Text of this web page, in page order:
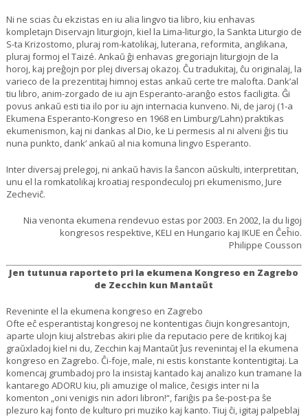
Ni ne scias ĉu ekzistas en iu alia lingvo tia libro, kiu enhavas
kompletajn Diservajn liturgiojn, kiel la Lima-liturgio, la Sankta Liturgio de
S-ta Krizostomo, pluraj rom-katolikaj, luterana, reformita, anglikana,
pluraj formoj el Taizé. Ankaŭ ĝi enhavas gregoriajn liturgiojn de la
horoj, kaj preĝojn por plej diversaj okazoj. Ĉu tradukitaj, ĉu originalaj, la
varieco de la prezentitaj himnoj estas ankaŭ certe tre malofta. Dank’al
tiu libro, anim-zorgado de iu ajn Esperanto-aranĝo estos faciligita. Ĝi
povus ankaŭ esti tia ilo por iu ajn internacia kunveno. Ni, de jaroj (1-a
Ekumena Esperanto-Kongreso en 1968 en Limburg/Lahn) praktikas
ekumenismon, kaj ni dankas al Dio, ke Li permesis al ni alveni ĝis tiu
nuna punkto, dank‘ ankaŭ al nia komuna lingvo Esperanto.
Inter diversaj prelegoj, ni ankaŭ havis la ŝancon aŭskulti, interpretitan,
unu el la romkatolikaj kroatiaj respondeculoj pri ekumenismo, Jure
Zecheviĉ.
Nia venonta ekumena rendevuo estas por 2003. En 2002, la du ligoj
kongresos respektive, KELI en Hungario kaj IKUE en Ĉeĥio.
Philippe Cousson
Jen tutunua raporteto pri la ekumena Kongreso en Zagrebo
de Zecchin kun Mantaŭt
Reveninte el la ekumena kongreso en Zagrebo
Ofte eĉ esperantistaj kongresoj ne kontentigas ĉiujn kongresantojn,
aparte ulojn kiuj alstrebas akiri plie da reputacio pere de kritikoj kaj
graŭxladoj kiel ni du, Zecchin kaj Mantaŭt ĵus revenintaj el la ekumena
kongreso en Zagrebo. Ĉi-foje, male, ni estis konstante kontentigitaj. La
komencaj grumbadoj pro la insistaj kantado kaj analizo kun tramane la
kantarego ADORU kiu, pli amuzige ol malice, ĉesigis inter ni la
komenton „oni venigis nin adori libron!“, fariĝis pa ŝe-post-pa ŝe
plezuro kaj fonto de kulturo pri muziko kaj kanto. Tiuj ĉi, igitaj palpeblaj